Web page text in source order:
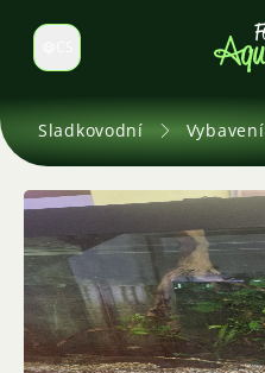
Select language
Sladkovodní Vybavení